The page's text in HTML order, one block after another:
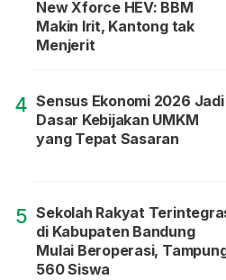
New Xforce HEV: BBM
Makin Irit, Kantong tak
Menjerit
4 Sensus Ekonomi 2026 Jadi
Dasar Kebijakan UMKM
yang Tepat Sasaran
5 Sekolah Rakyat
di Kabupaten Bandung
Mulai Beroperasi,
560 Siswa